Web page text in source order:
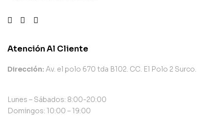
Atención Al Cliente
Dirección: Av. el polo 670 tda B102. CC. El Polo 2 Surco.
Lunes – Sábados: 8:00-20:00
Domingos: 10:00 – 19:00